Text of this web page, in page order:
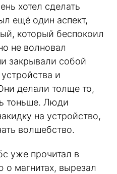
хотел сделать
ещё один аспект,
который беспокоил
не волновал
закрывали собой
и
делали толще то,
тоньше. Люди
на устройство,
волшебство.
уже прочитал в
магнитах, вырезал